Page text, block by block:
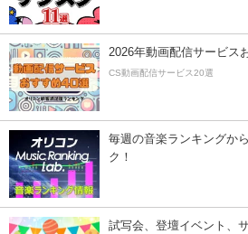
2026年動画配信サービス
CS動画配信サービス20選
毎週の音楽ランキングか
ク！
試写会、登壇イベント、